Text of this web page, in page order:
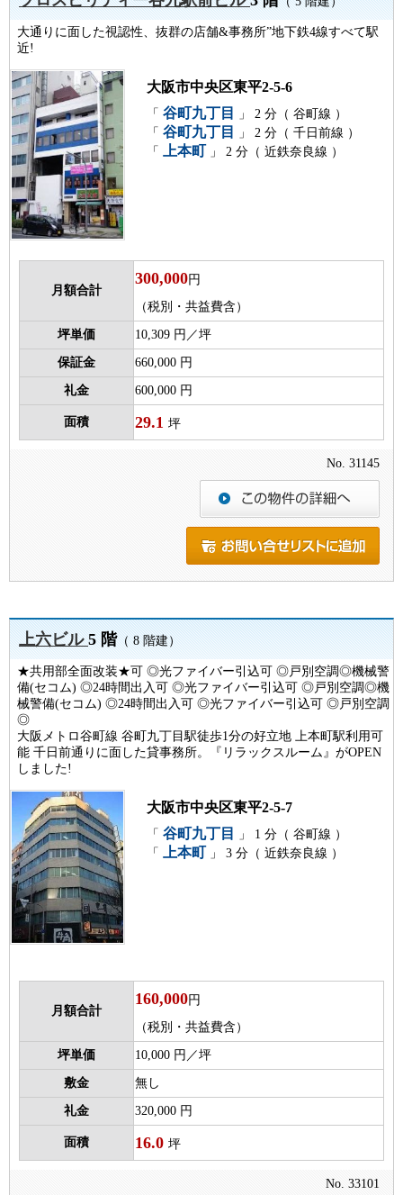
大通りに面した視認性、抜群の店舗&事務所”地下鉄4線すべて駅
近!
大阪市中央区東平2-5-6
「 谷町九丁目
」 2 分（ 谷町線 ）
「 谷町九丁目
」 2 分（ 千日前線 ）
「
上本町 」 2 分（ 近鉄奈良線 ）
月額合計
300,000円
（税別・共益費含）
坪単価 10,309 円／坪
保証金 660,000 円
礼金 600,000 円
面積 29.1 坪
No. 31145
上六ビル5 階（ 8 階建）
★共用部全面改装★可 ◎光ファイバー引込可 ◎戸別空調◎機械警
備(セコム) ◎24時間出入可 ◎光ファイバー引込可 ◎戸別空調◎機
械警備(セコム) ◎24時間出入可 ◎光ファイバー引込可 ◎戸別空調
◎
大阪メトロ谷町線 谷町九丁目駅徒歩1分の好立地 上本町駅利用可
能 千日前通りに面した貸事務所。『リラックスルーム』がOPEN
しました!
大阪市中央区東平2-5-7
「 谷町九丁目
」 1 分（ 谷町線 ）
「
上本町 」 3 分（ 近鉄奈良線 ）
月額合計
160,000円
（税別・共益費含）
坪単価 10,000 円／坪
敷金 無し
礼金 320,000 円
面積 16.0 坪
No. 33101